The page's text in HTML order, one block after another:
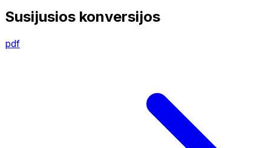
Susijusios konversijos
pdf